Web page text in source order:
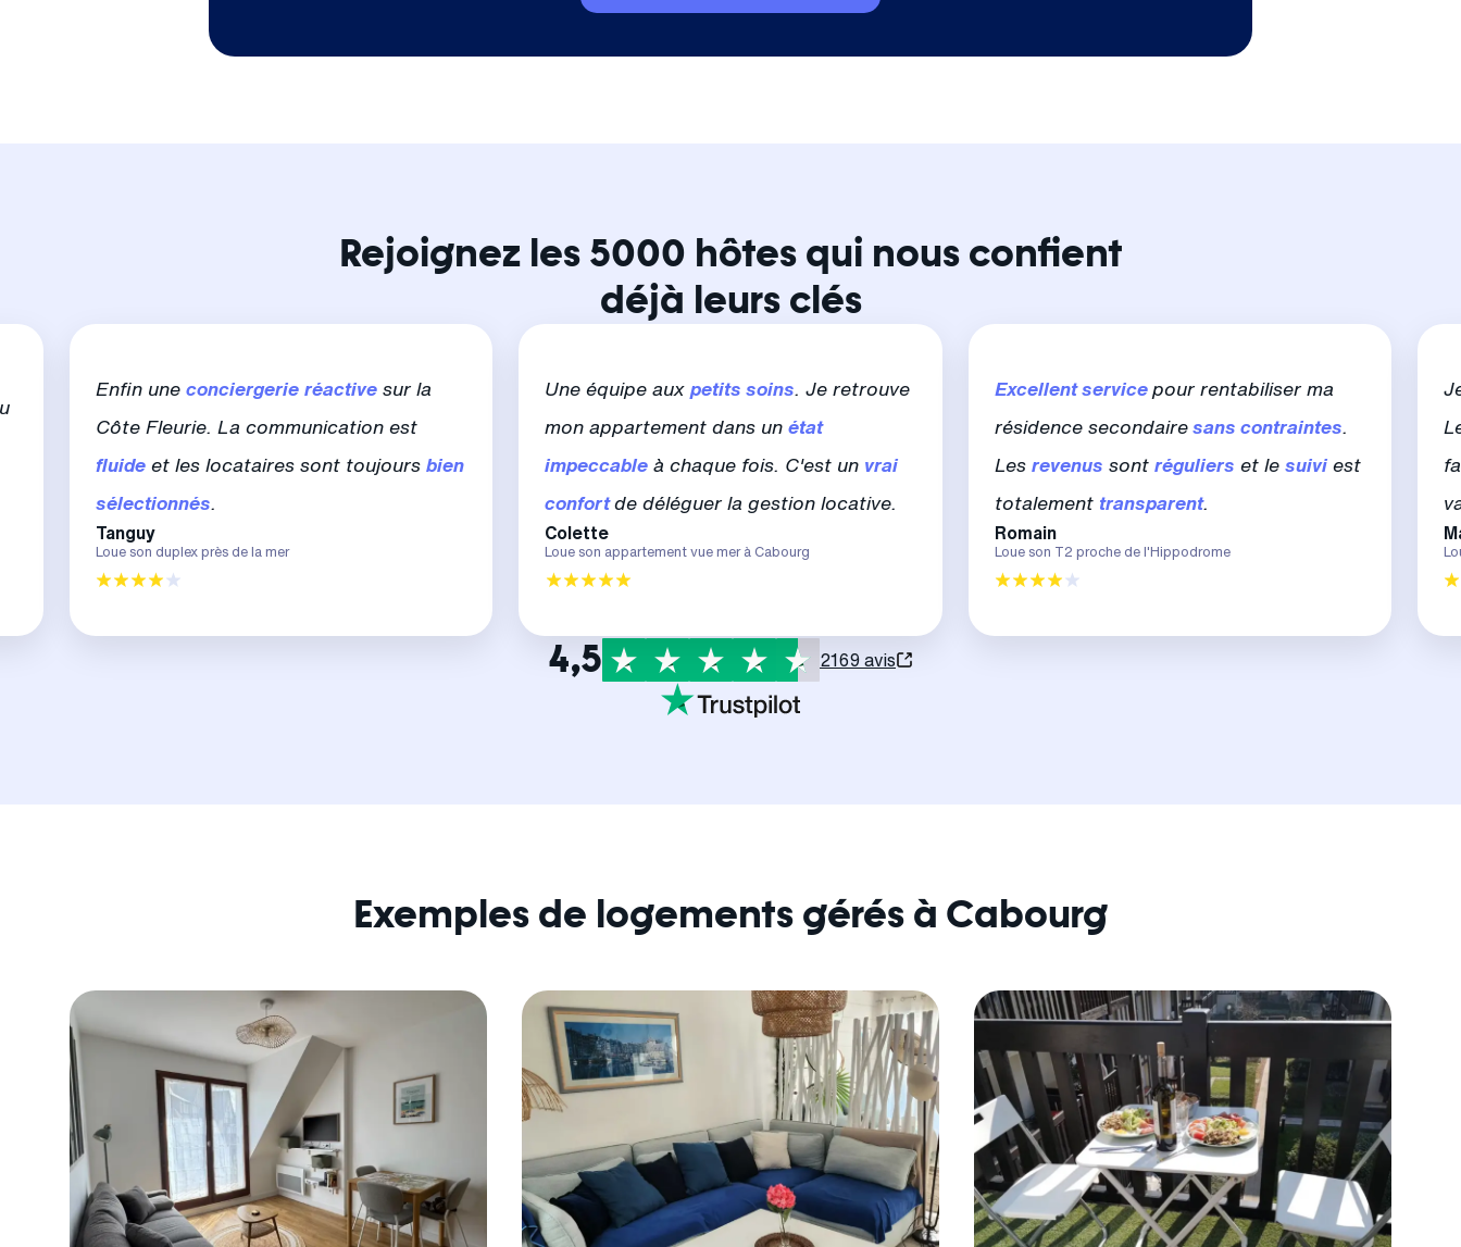
Rejoignez les 5000 hôtes qui nous confient
déjà leurs clés
Enfin une conciergerie réactivesur la
Côte Fleurie. La communication est
fluideet les locataires sont toujours bien
sélectionnés
Tanguy
Loue son duplex près de la mer
Une équipe auxpetits soins . Je retrouve
mon appartement dans unétat
impeccable à chaque fois. C'est un vrai
confortde déléguer la gestion locative.
Colette
Loue son appartement vue mer à Cabourg
Excellent service pour rentabiliser ma
résidence secondairesans contraintes
Les revenus sont réguliers et le suiviest
totalement transparent.
Romain
Loue son T2 proche de l'Hippodrome
4,5 2169 avis
Exemples de logements gérés à Cabourg